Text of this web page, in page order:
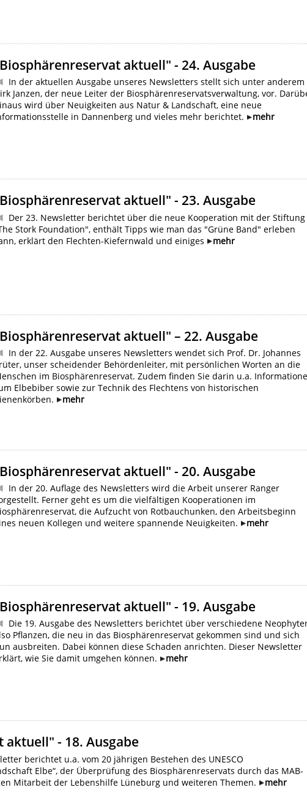
aktuell" - 24. Ausgabe
In der aktuellen Ausgabe unseres Newsletters stellt sich unter anderem
Janzen, der neue Leiter der Biosphärenreservatsverwaltung, vor.
wird über Neuigkeiten aus Natur & Landschaft, eine neue
in Dannenberg und vieles mehr berichtet.
mehr
aktuell" - 23. Ausgabe
Der 23. Newsletter berichtet über die neue Kooperation mit der Stiftung
Stork Foundation", enthält Tipps wie man das "Grüne Band" erleben
erklärt den Flechten-Kiefernwald und einiges
mehr
aktuell" – 22. Ausgabe
In der 22. Ausgabe unseres Newsletters wendet sich Prof. Dr. Johannes
unser scheidender Behördenleiter, mit persönlichen Worten an die
im Biosphärenreservat. Zudem finden Sie darin u.a.
Elbebiber sowie zur Technik des Flechtens von historischen
mehr
aktuell" - 20. Ausgabe
In der 20. Auflage des Newsletters wird die Arbeit unserer Ranger
Ferner geht es um die vielfältigen Kooperationen im
die Aufzucht von Rotbauchunken, den Arbeitsbeginn
neuen Kollegen und weitere spannende Neuigkeiten.
mehr
aktuell" - 19. Ausgabe
Die 19. Ausgabe des Newsletters berichtet über verschiedene
Pflanzen, die neu in das Biosphärenreservat gekommen sind und sich
ausbreiten. Dabei können diese Schaden anrichten. Dieser Newsletter
wie Sie damit umgehen können.
mehr
- 18. Ausgabe
berichtet u.a. vom 20 jährigen Bestehen des UNESCO
Elbe“, der Überprüfung des Biosphärenreservats durch das MAB-
Mitarbeit der Lebenshilfe Lüneburg und weiteren Themen.
mehr